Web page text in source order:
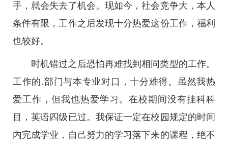
手，就会失去了机会。现如今，社会竞争大，本人
条件有限，工作之后发现十分热爱这份工作，福利
也较好。
时机错过之后恐怕再难找到相同类型的工作。
工作的.部门与本专业对口，十分难得。虽然我热
爱工作，但我也热爱学习。在校期间没有挂科科
目，英语四级已过。我保证一定在校园规定的时间
内完成学业，自己努力的学习落下来的课程，绝不